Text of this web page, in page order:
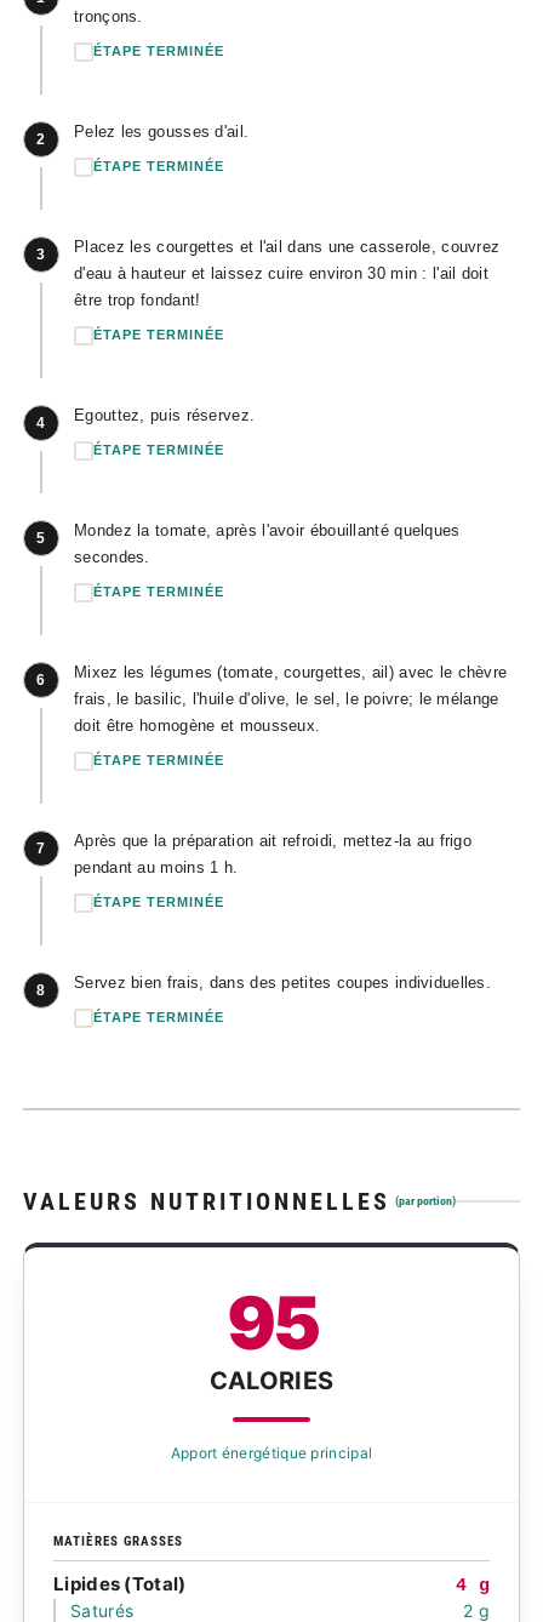
tronçons.
ÉTAPE TERMINÉE
2 Pelez les gousses d'ail.
ÉTAPE TERMINÉE
3
Placez les courgettes et l'ail dans une casserole, couvrez
d'eau à hauteur et laissez cuire environ 30 min : l'ail doit
être trop fondant!
ÉTAPE TERMINÉE
4 Egouttez, puis réservez.
ÉTAPE TERMINÉE
5
Mondez la tomate, après l'avoir ébouillanté quelques
secondes.
ÉTAPE TERMINÉE
6
Mixez les légumes (tomate, courgettes, ail) avec le chèvre
frais, le basilic, l'huile d'olive, le sel, le poivre; le mélange
doit être homogène et mousseux.
ÉTAPE TERMINÉE
7
Après que la préparation ait refroidi, mettez-la au frigo
pendant au moins 1 h.
ÉTAPE TERMINÉE
8 Servez bien frais, dans des petites coupes individuelles.
ÉTAPE TERMINÉE
VALEURS NUTRITIONNELLES (par portion)
95
CALORIES
Apport énergétique principal
MATIÈRES GRASSES
Lipides (Total)
4 g
Saturés
2 g